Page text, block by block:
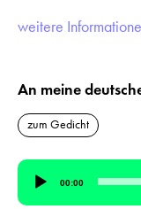
weitere
An meine
zum Gedicht
Audio-
Player
00:00